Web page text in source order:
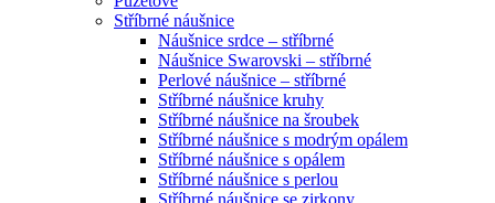
Stříbrné náušnice
Náušnice srdce – stříbrné
Náušnice Swarovski – stříbrné
Perlové náušnice – stříbrné
Stříbrné náušnice kruhy
Stříbrné náušnice na šroubek
Stříbrné náušnice s modrým opálem
Stříbrné náušnice s opálem
Stříbrné náušnice s perlou
Stříbrné náušnice se zirkony